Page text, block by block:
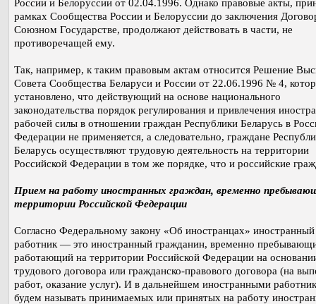
России и Белоруссии от 02.04.1996. Однако правовые акты,
рамках Сообщества России и Белоруссии до заключения
Союзном Государстве, продолжают действовать в части, не
противоречащей ему.
Так, например, к таким правовым актам относится Решение
Совета Сообщества Беларуси и России от 22.06.1996 № 4,
установлено, что действующий на основе национального
законодательства порядок регулирования и привлечения
рабочей силы в отношении граждан Республики Беларусь в
Федерации не применяется, а следовательно, граждане
Беларусь осуществляют трудовую деятельность на территории
Российской Федерации в том же порядке, что и российские
Прием на работу иностранных граждан, временно
территории Российской Федерации
Согласно Федеральному закону «Об иностранцах» иностранный
работник — это иностранный гражданин, временно
работающий на территории Российской Федерации на
трудового договора или гражданско-правового договора (на
работ, оказание услуг). И в дальнейшем иностранными
будем называть принимаемых или принятых на работу